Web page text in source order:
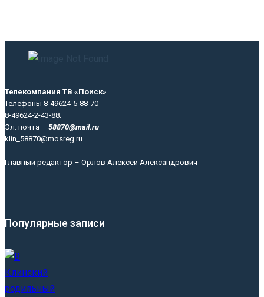
Телекомпания ТВ «Поиск»
Телефоны 8-49624-5-88-70
8-49624-2-43-88;
Эл. почта – 58870@mail.ru
klin_58870@mosreg.ru
Главный редактор – Орлов Алексей Александрович
Популярные записи